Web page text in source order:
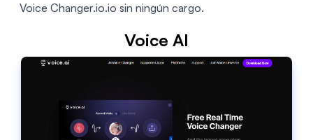
Voice Changer.io.io sin ningún cargo.
Voice AI